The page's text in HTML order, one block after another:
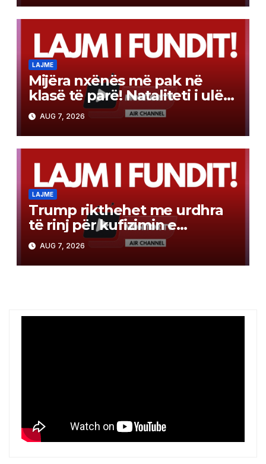
LAJME
Mijëra nxënës më pak në
klasë të parë! Nataliteti i ulët
apo emigrimi, cila është
arsyeja?!
AUG 7, 2026
LAJME
Trump rikthehet me urdhra
të rinj për kufizimin e
shtetësisë automatike
AUG 7, 2026